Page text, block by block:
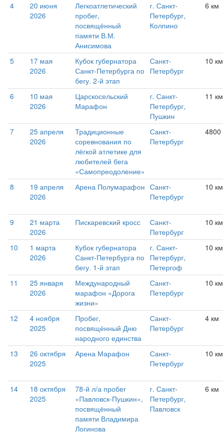
4
20 июня
2026
Легкоатлетический
пробег,
посвящённый
памяти В.М.
Анисимова
г. Санкт-
Петербург,
Колпино
6 км
5
17 мая
2026
Кубок губернатора
Санкт-Петербурга по
бегу. 2-й этап
Санкт-
Петербург
10 км
6
10 мая
2026
Царскосельский
Марафон
г. Санкт-
Петербург,
Пушкин
11 км
7
25 апреля
2026
Традиционные
соревнования по
лёгкой атлетике для
любителей бега
«Самопреодоление»
Санкт-
Петербург
8
19 апреля
2026
Арена Полумарафон Санкт-
Петербург
10 км
9
21 марта
2026
Пискаревский кросс
Санкт-
Петербург
10 км
10
1 марта
2026
Кубок губернатора
Санкт-Петербурга по
бегу. 1-й этап
г. Санкт-
Петербург,
Петергоф
10 км
11
25 января
2026
Международный
марафон «Дорога
жизни»
Санкт-
Петербург
10 км
12
4 ноября
2025
Пробег,
посвящённый Дню
народного единства
Санкт-
Петербург
4 км
13
26 октября
2025
Арена Марафон
Санкт-
Петербург
10 км
14
18 октября
2025
78-й л/а пробег
«Павловск-Пушкин»,
посвящённый
памяти Владимира
Логинова
г. Санкт-
Петербург,
Павловск
6 км